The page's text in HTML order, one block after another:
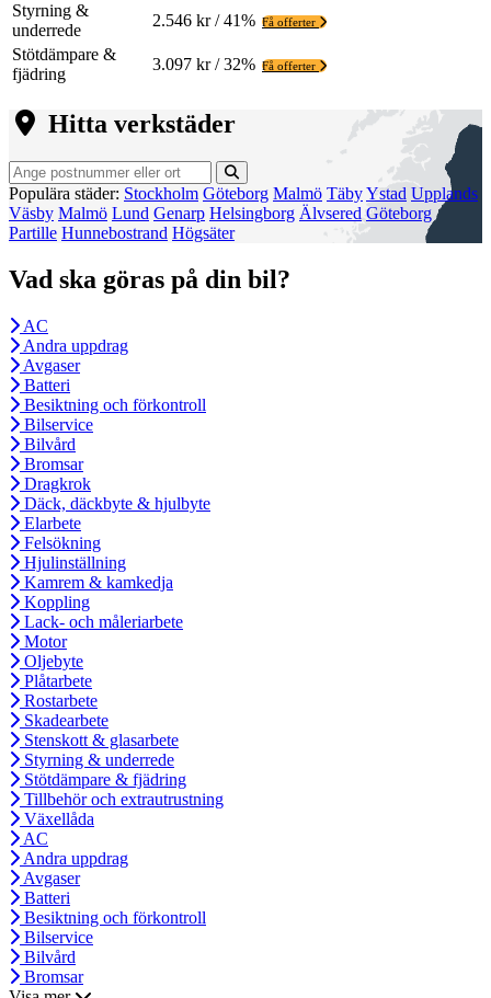
Styrning &
underrede
2.546 kr / 41% Få offerter
Stötdämpare &
fjädring
3.097 kr / 32% Få offerter
Hitta verkstäder
Populära städer: Stockholm Göteborg Malmö TäbyYstad Upplands
Väsby Malmö Lund Genarp Helsingborg Älvsered Göteborg
Partille Hunnebostrand Högsäter
Vad ska göras på din bil?
AC
Andra uppdrag
Avgaser
Batteri
Besiktning och förkontroll
Bilservice
Bilvård
Bromsar
Dragkrok
Däck, däckbyte & hjulbyte
Elarbete
Felsökning
Hjulinställning
Kamrem & kamkedja
Koppling
Lack- och måleriarbete
Motor
Oljebyte
Plåtarbete
Rostarbete
Skadearbete
Stenskott & glasarbete
Styrning & underrede
Stötdämpare & fjädring
Tillbehör och extrautrustning
Växellåda
AC
Andra uppdrag
Avgaser
Batteri
Besiktning och förkontroll
Bilservice
Bilvård
Bromsar